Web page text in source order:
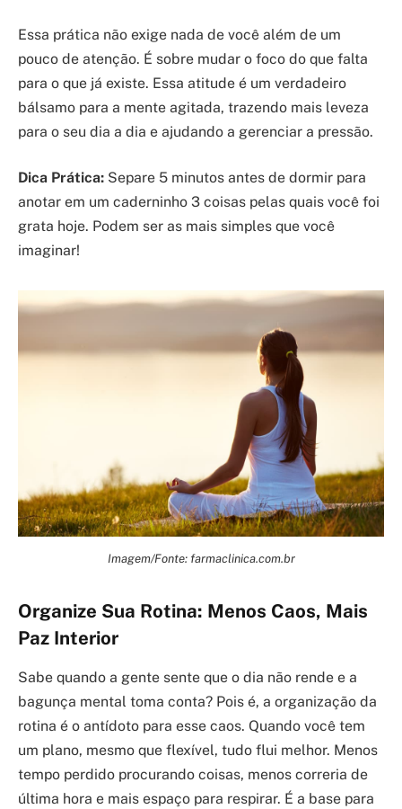
Essa prática não exige nada de você além de um
pouco de atenção. É sobre mudar o foco do que falta
para o que já existe. Essa atitude é um verdadeiro
bálsamo para a mente agitada, trazendo mais leveza
para o seu dia a dia e ajudando a gerenciar a pressão.
Dica Prática: Separe 5 minutos antes de dormir para
anotar em um caderninho 3 coisas pelas quais você foi
grata hoje. Podem ser as mais simples que você
imaginar!
Imagem/Fonte: farmaclinica.com.br
Organize Sua Rotina: Menos Caos, Mais
Paz Interior
Sabe quando a gente sente que o dia não rende e a
bagunça mental toma conta? Pois é, a organização da
rotina é o antídoto para esse caos. Quando você tem
um plano, mesmo que flexível, tudo flui melhor. Menos
tempo perdido procurando coisas, menos correria de
última hora e mais espaço para respirar. É a base para